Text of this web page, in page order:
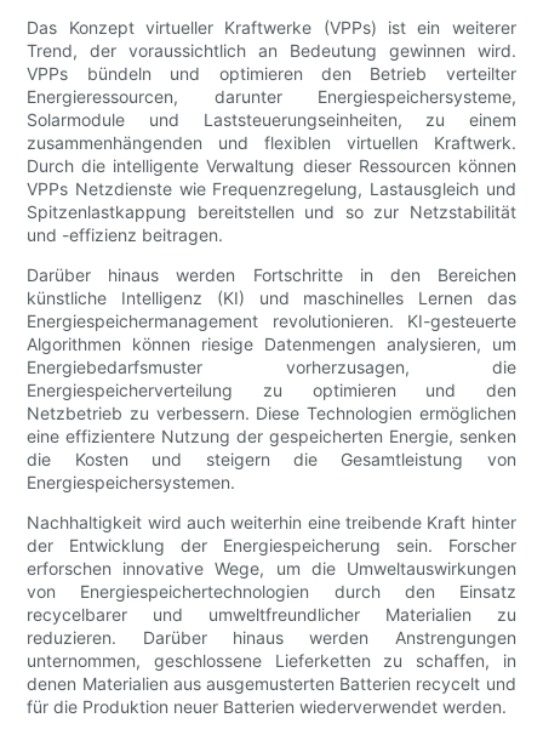
Das Konzept virtueller Kraftwerke (VPPs) ist ein weiterer
Trend, der voraussichtlich an Bedeutung gewinnen wird.
VPPs bündeln und optimieren den Betrieb verteilter
Energieressourcen, darunter Energiespeichersysteme,
Solarmodule und Laststeuerungseinheiten, zu einem
zusammenhängenden und flexiblen virtuellen Kraftwerk.
Durch die intelligente Verwaltung dieser Ressourcen können
VPPs Netzdienste wie Frequenzregelung, Lastausgleich und
Spitzenlastkappung bereitstellen und so zur Netzstabilität
und -effizienz beitragen.
Darüber hinaus werden Fortschritte in den Bereichen
künstliche Intelligenz (KI) und maschinelles Lernen das
Energiespeichermanagement revolutionieren. KI-gesteuerte
Algorithmen können riesige Datenmengen analysieren, um
Energiebedarfsmuster vorherzusagen, die
Energiespeicherverteilung zu optimieren und den
Netzbetrieb zu verbessern. Diese Technologien ermöglichen
eine effizientere Nutzung der gespeicherten Energie, senken
die Kosten und steigern die Gesamtleistung von
Energiespeichersystemen.
Nachhaltigkeit wird auch weiterhin eine treibende Kraft hinter
der Entwicklung der Energiespeicherung sein. Forscher
erforschen innovative Wege, um die Umweltauswirkungen
von Energiespeichertechnologien durch den Einsatz
recycelbarer und umweltfreundlicher Materialien zu
reduzieren. Darüber hinaus werden Anstrengungen
unternommen, geschlossene Lieferketten zu schaffen, in
denen Materialien aus ausgemusterten Batterien recycelt und
für die Produktion neuer Batterien wiederverwendet werden.